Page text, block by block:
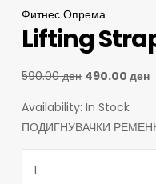
Фитнес Опрема
Lifting
590.00ден 490.00 ден
Availability: In Stock
ПОДИГНУВАЧКИ